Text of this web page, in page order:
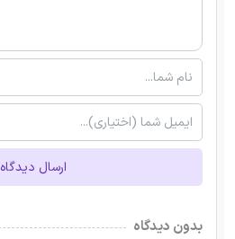
ارسال دیدگاه
بدون دیدگاه